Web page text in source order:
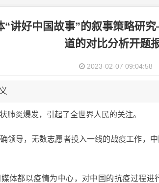
“讲好中国故事”的叙事策略研
道的对比分析开题
2023-02-07 09:04:58
肺炎爆发，引起了全世界人民的关注。
领导，无数志愿者投入一线的战疫工作，
体都以疫情为中心，对中国的抗疫过程